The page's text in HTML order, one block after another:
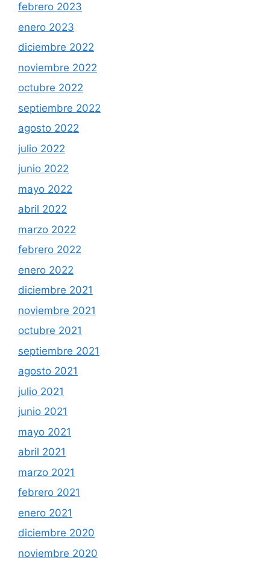
febrero 2023
enero 2023
diciembre 2022
noviembre 2022
octubre 2022
septiembre 2022
agosto 2022
julio 2022
junio 2022
mayo 2022
abril 2022
marzo 2022
febrero 2022
enero 2022
diciembre 2021
noviembre 2021
octubre 2021
septiembre 2021
agosto 2021
julio 2021
junio 2021
mayo 2021
abril 2021
marzo 2021
febrero 2021
enero 2021
diciembre 2020
noviembre 2020